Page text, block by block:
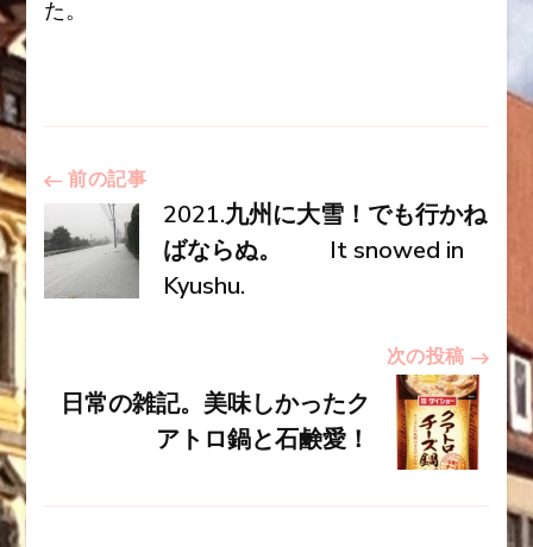
た。
投
稿
ビ
ゲ
前の記事
2021.九州に大雪！でも行かね
ばならぬ。 It snowed in
Kyushu.
次の投稿
日常の雑記。美味しかったク
アトロ鍋と石鹸愛！